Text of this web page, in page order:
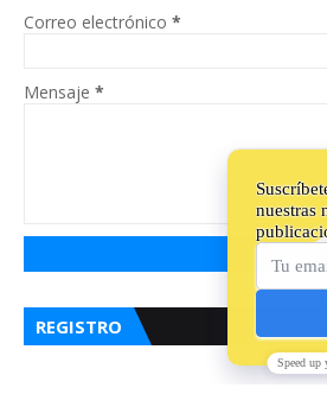
Correo electrónico *
Mensaje *
REGISTRO